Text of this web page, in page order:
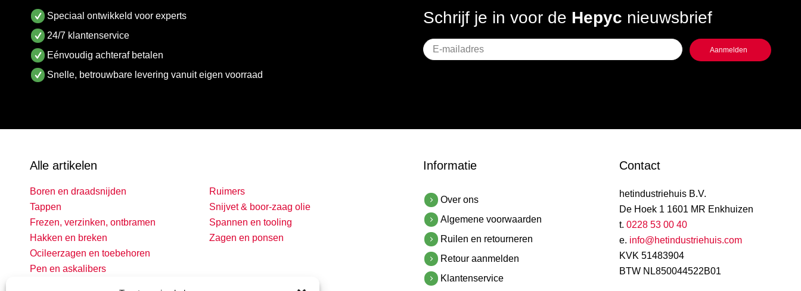
Speciaal ontwikkeld voor experts
24/7 klantenservice
Eénvoudig achteraf betalen
Snelle, betrouwbare levering vanuit eigen voorraad
Schrijf je in voor de Hepyc nieuwsbrief
Geen
titel
Alle artikelen
Boren en draadsnijden
Tappen
Frezen, verzinken, ontbramen
Hakken en breken
Ocileerzagen en toebehoren
Pen en askalibers
Ruimers
Snijvet & boor-zaag olie
Spannen en tooling
Zagen en ponsen
Informatie
Over ons
Algemene voorwaarden
Ruilen en retourneren
Retour aanmelden
Klantenservice
Contact
hetindustriehuis B.V.
De Hoek 1 1601 MR Enkhuizen
t. 0228 53 00 40
e. info@hetindustriehuis.com
KVK 51483904
BTW NL850044522B01